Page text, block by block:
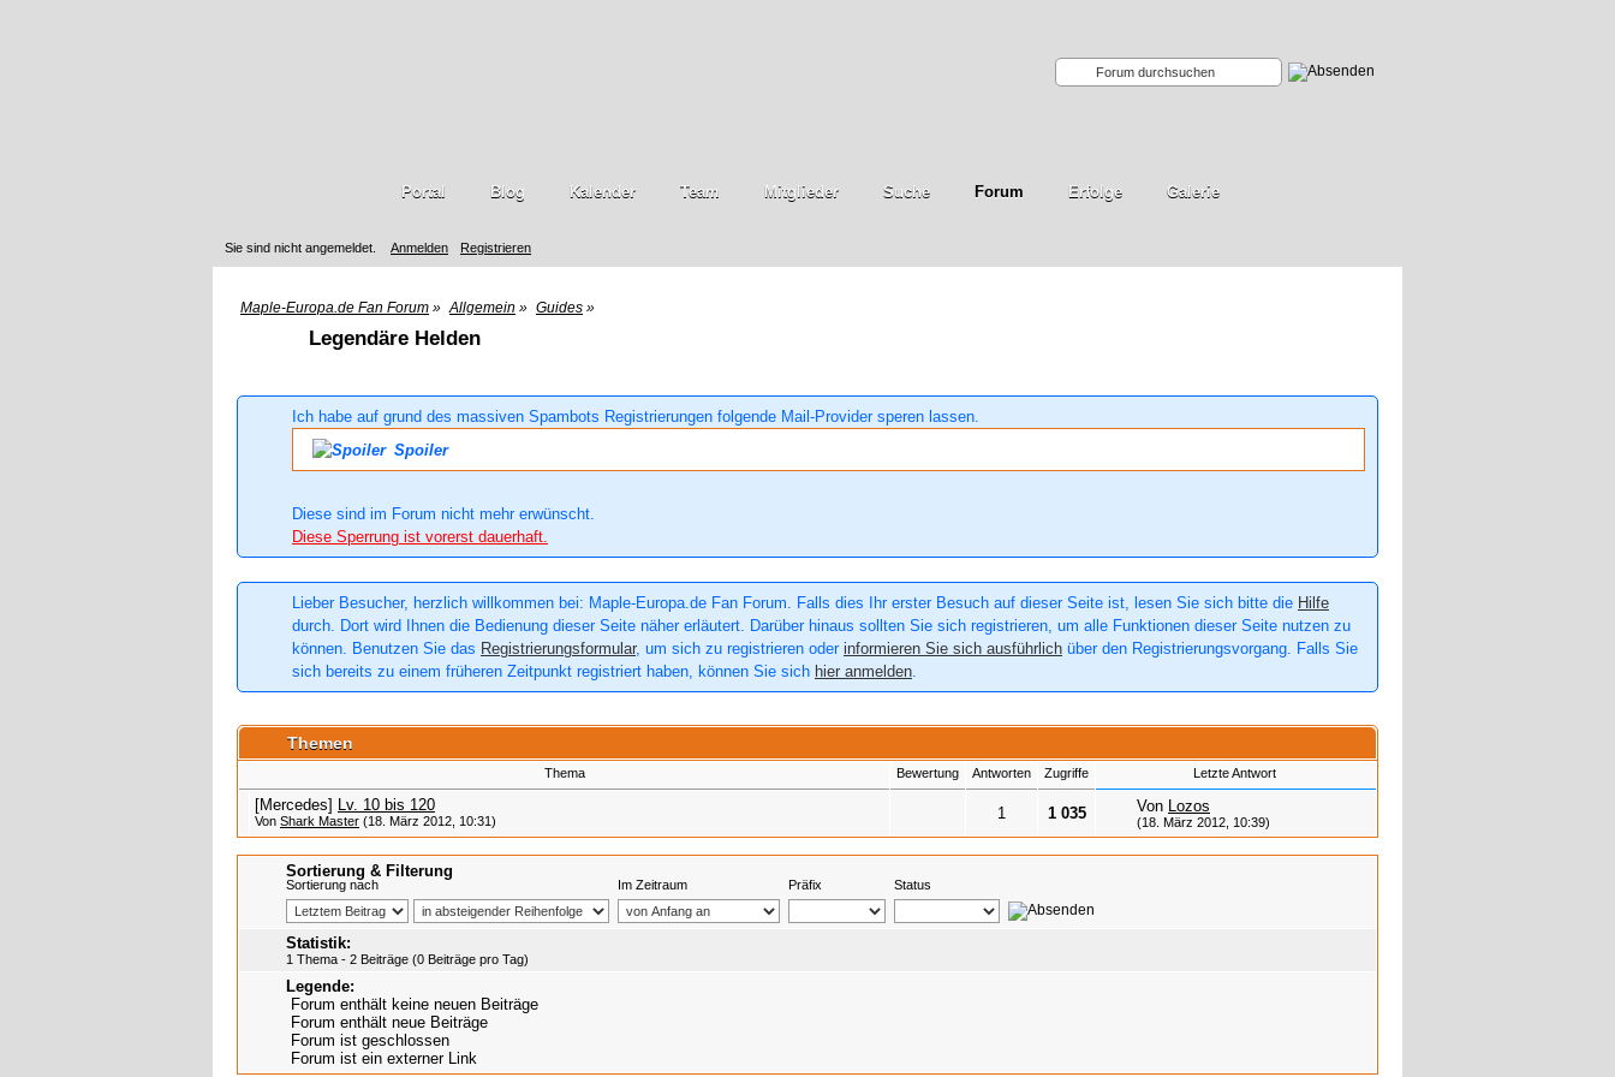
Sie sind nicht angemeldet. Anmelden Registrieren
Portal Blog Kalender Team Mitglieder Suche Forum Erfolge Galerie
Maple-Europa.de Fan Forum » Allgemein » Guides »
Legendäre Helden
Ich habe auf grund des massiven Spambots Registrierungen folgende Mail-Provider speren lassen.
Spoiler
Diese sind im Forum nicht mehr erwünscht.
Diese Sperrung ist vorerst dauerhaft.
Lieber Besucher, herzlich willkommen bei: Maple-Europa.de Fan Forum. Falls dies Ihr erster Besuch auf dieser Seite ist, lesen Sie sich bitte die Hilfe
durch. Dort wird Ihnen die Bedienung dieser Seite näher erläutert. Darüber hinaus sollten Sie sich registrieren, um alle Funktionen dieser Seite nutzen zu
können. Benutzen Sie das Registrierungsformular, um sich zu registrieren oder informieren Sie sich ausführlich über den Registrierungsvorgang. Falls Sie
sich bereits zu einem früheren Zeitpunkt registriert haben, können Sie sich hier anmelden.
Themen
Thema Bewertung Antworten Zugriffe Letzte Antwort
[Mercedes] Lv. 10 bis 120
Von Shark Master (18. März 2012, 10:31) 1 1 035 Von Lozos
(18. März 2012, 10:39)
Sortierung & Filterung
Sortierung nach Im Zeitraum Präfix Status
Statistik:
1 Thema - 2 Beiträge (0 Beiträge pro Tag)
Legende:
Forum enthält keine neuen Beiträge
Forum enthält neue Beiträge
Forum ist geschlossen
Forum ist ein externer Link